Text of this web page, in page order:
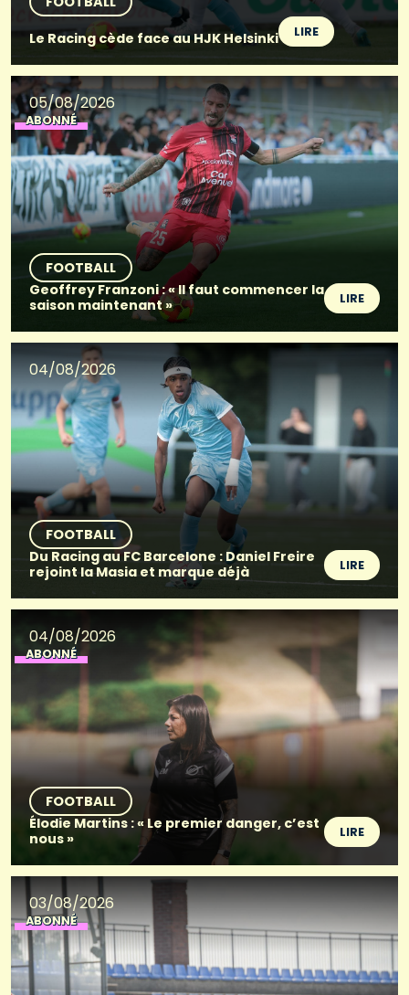
Le Racing cède face au HJK Helsinki
LIRE
05/08/2026
ABONNÉ
FOOTBALL
Geoffrey Franzoni : « Il faut commencer la
saison maintenant »
LIRE
04/08/2026
FOOTBALL
Du Racing au FC Barcelone : Daniel Freire
rejoint la Masia et marque déjà
LIRE
04/08/2026
ABONNÉ
FOOTBALL
Élodie Martins : « Le premier danger, c’est
nous »
LIRE
03/08/2026
ABONNÉ